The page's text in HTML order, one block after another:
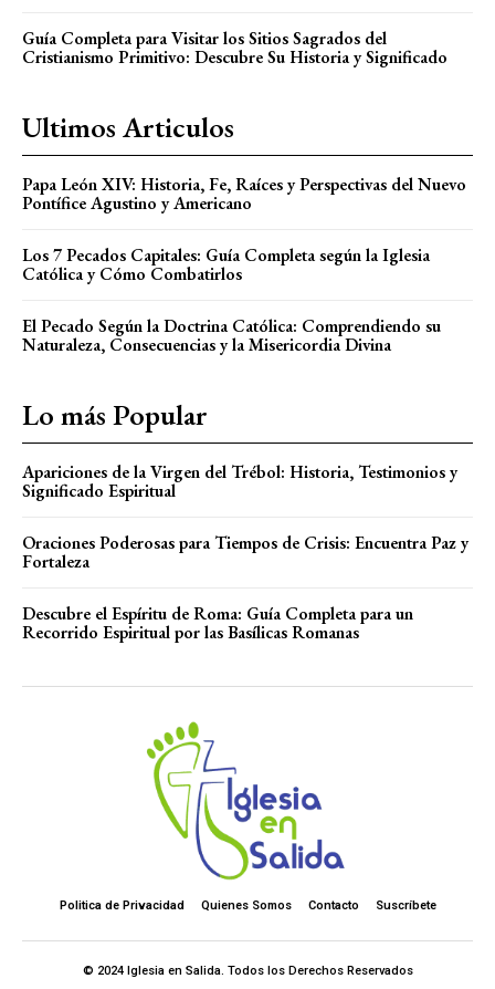
Guía Completa para Visitar los Sitios Sagrados del
Cristianismo Primitivo: Descubre Su Historia y Significado
Ultimos Articulos
Papa León XIV: Historia, Fe, Raíces y Perspectivas del Nuevo
Pontífice Agustino y Americano
Los 7 Pecados Capitales: Guía Completa según la Iglesia
Católica y Cómo Combatirlos
El Pecado Según la Doctrina Católica: Comprendiendo su
Naturaleza, Consecuencias y la Misericordia Divina
Lo más Popular
Apariciones de la Virgen del Trébol: Historia, Testimonios y
Significado Espiritual
Oraciones Poderosas para Tiempos de Crisis: Encuentra Paz y
Fortaleza
Descubre el Espíritu de Roma: Guía Completa para un
Recorrido Espiritual por las Basílicas Romanas
Politica de Privacidad Quienes Somos Contacto Suscríbete
© 2024 Iglesia en Salida. Todos los Derechos Reservados